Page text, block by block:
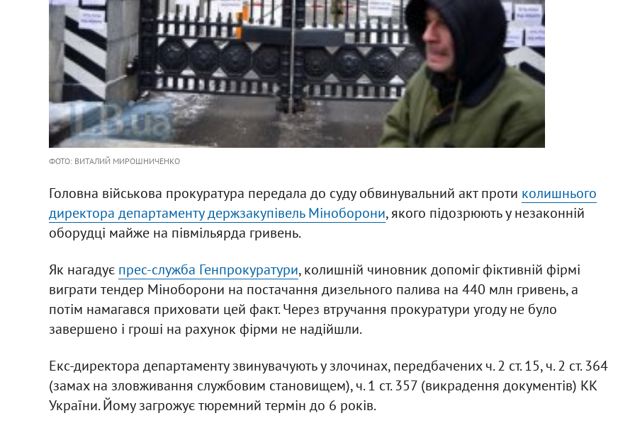
ФОТО: ВИТАЛИЙ МИРОШНИЧЕНКО
Головна військова прокуратура передала до суду обвинувальний акт проти колишнього
директора департаменту держзакупівель Міноборони, якого підозрюють у незаконній
оборудці майже на півмільярда гривень.
Як нагадує прес-служба Генпрокуратури, колишній чиновник допоміг фіктивній фірмі
виграти тендер Міноборони на постачання дизельного палива на 440 млн гривень, а
потім намагався приховати цей факт. Через втручання прокуратури угоду не було
завершено і гроші на рахунок фірми не надійшли.
Екс-директора департаменту звинувачують у злочинах, передбачених ч. 2 ст. 15, ч. 2 ст. 364
(замах на зловживання службовим становищем), ч. 1 ст. 357 (викрадення документів) КК
України. Йому загрожує тюремний термін до 6 років.